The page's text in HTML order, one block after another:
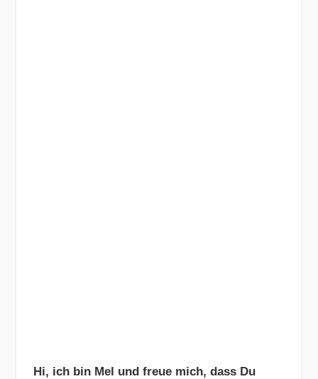
Hi, ich bin Mel und freue mich, dass Du